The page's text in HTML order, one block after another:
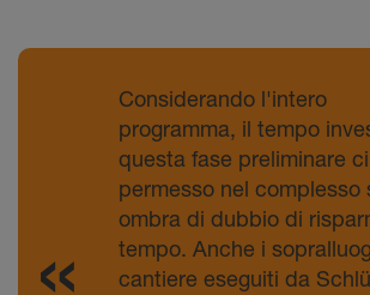
Considerando l'intero
programma, il tempo
questa fase preliminare
permesso nel complesso
ombra di dubbio di
tempo. Anche i
cantiere eseguiti da